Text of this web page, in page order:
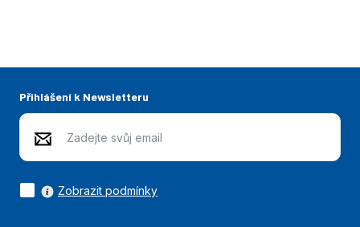
Přihlášení k Newsletteru
Zobrazit podmínky